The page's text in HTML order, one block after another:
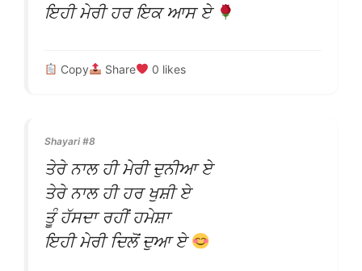
ਇਹੀ ਮੇਰੀ ਹਰ ਇਕ ਆਸ ਏ
Copy Share 0 likes
Shayari #8
ਤੇਰੇ ਨਾਲ ਹੀ ਮੇਰੀ ਦੁਨੀਆ ਏ
ਤੇਰੇ ਨਾਲ ਹੀ ਹਰ ਖੁਸ਼ੀ ਏ
ਤੂੰ ਹੱਸਦਾ ਰਹੀਂ ਹਮੇਸ਼ਾ
ਇਹੀ ਮੇਰੀ ਦਿਲੋਂ ਦੁਆ ਏ